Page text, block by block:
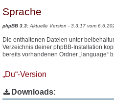
Sprache
phpBB 3.3:Aktuelle Version - 3.3.17 vom
Die enthaltenen Dateien unter
Verzeichnis deiner phpBB-Installation
bereits vorhandenen Ordner „language“
„Du“-Version
Downloads: